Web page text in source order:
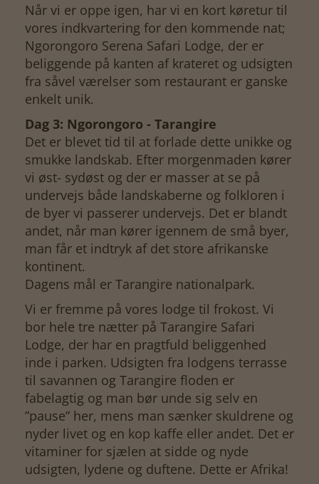
Når vi er oppe igen, har vi en kort køretur til
vores indkvartering for den kommende nat;
Ngorongoro Serena Safari Lodge, der er
beliggende på kanten af krateret og udsigten
fra såvel værelser som restaurant er ganske
enkelt unik.
Dag 3: Ngorongoro - Tarangire
Det er blevet tid til at forlade dette unikke og
smukke landskab. Efter morgenmaden kører
vi øst- sydøst og der er masser at se på
undervejs både landskaberne og folkloren i
de byer vi passerer undervejs. Det er blandt
andet, når man kører igennem de små byer,
man får et indtryk af det store afrikanske
kontinent.
Dagens mål er Tarangire nationalpark.
Vi er fremme på vores lodge til frokost. Vi
bor hele tre nætter på Tarangire Safari
Lodge, der har en pragtfuld beliggenhed
inde i parken. Udsigten fra lodgens terrasse
til savannen og Tarangire floden er
fabelagtig og man bør unde sig selv en
”pause” her, mens man sænker skuldrene og
nyder livet og en kop kaffe eller andet. Det er
vitaminer for sjælen at sidde og nyde
udsigten, lydene og duftene. Dette er Afrika!